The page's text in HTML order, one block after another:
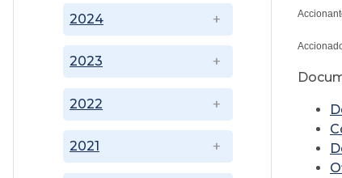
2021
2022
2023
2024